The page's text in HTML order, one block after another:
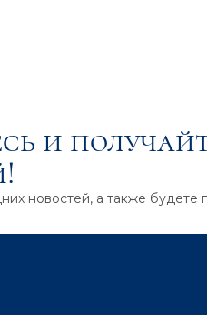
и
новостей, а также будете